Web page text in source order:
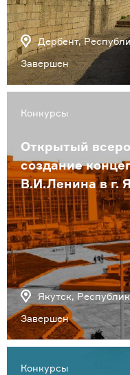
Дербент,
Завершен
Конкурсы
Открытый
создание
В.И.Ленина в г.
Якутск,
Завершен
Конкурсы